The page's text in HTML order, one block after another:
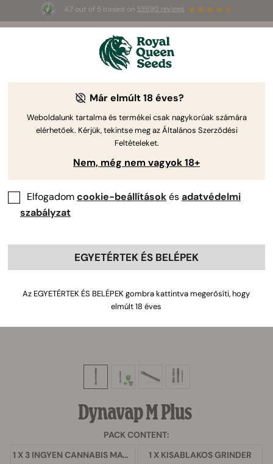
4.7 out of 5 based on 58690 reviews
Triple G Autoaz első 100-nak,
Dynavap M Plus
PACK CONTENT:
1 X 3 INGYEN CANNABIS MAGOK
1 X KISABLAKOS GRINDER
Már elmúlt 18 éves?
Weboldalunk tartalma és termékei csak nagykorúak számára
elérhetőek. Kérjük, tekintse meg az Általános Szerződési
Feltételeket.
Nem, még nem vagyok 18+
Elfogadomcookie-beállításokésadatvédelmi
szabályzat
EGYETÉRTEK ÉS BELÉPEK
Az EGYETÉRTEK ÉS BELÉPEK gombra kattintva megerősíti, hogy
elmúlt 18 éves